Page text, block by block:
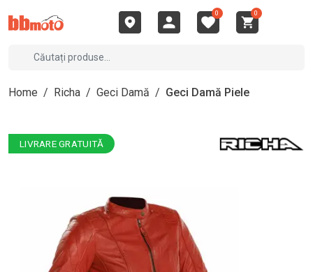
0 0
Home / Richa / Geci Damă / Geci Damă Piele
LIVRARE GRATUITĂ